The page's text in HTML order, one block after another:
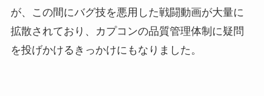
が、この間にバグ技を悪用した戦闘動画が大量に
拡散されており、カプコンの品質管理体制に疑問
を投げかけるきっかけにもなりました。